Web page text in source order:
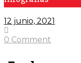
12 junio, 2021
0 Comment